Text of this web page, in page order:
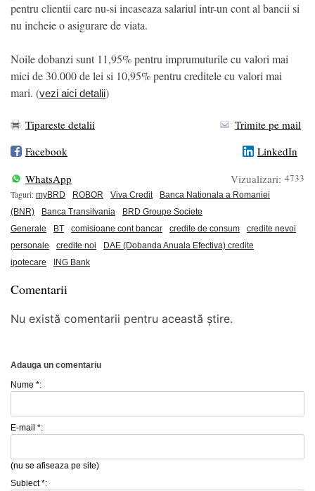
pentru clientii care nu-si incaseaza salariul intr-un cont al bancii si
nu incheie o asigurare de viata.
Noile dobanzi sunt 11,95% pentru imprumuturile cu valori mai
mici de 30.000 de lei si 10,95% pentru creditele cu valori mai
mari. (vezi aici detalii)
Tipareste detalii
Trimite pe mail
Facebook
LinkedIn
WhatsApp
Vizualizari: 4733
Taguri: myBRD ROBOR Viva Credit
Banca Nationala a Romaniei
(BNR)
Banca Transilvania
BRD Groupe Societe
Generale
BT comisioane cont bancar credite de consum
credite nevoi
personale
credite noi
DAE (Dobanda Anuala Efectiva) credite
ipotecare
ING Bank
Comentarii
Nu există comentarii pentru această știre.
Adauga un comentariu
Nume *:
E-mail *:
(nu se afiseaza pe site)
Subiect *: